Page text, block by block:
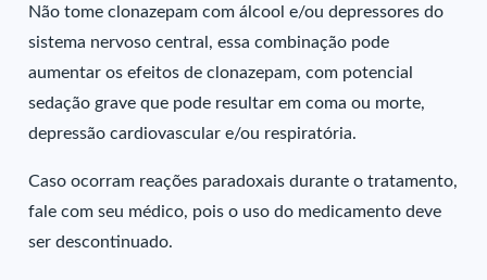
Não tome clonazepam com álcool e/ou depressores do
sistema nervoso central, essa combinação pode
aumentar os efeitos de clonazepam, com potencial
sedação grave que pode resultar em coma ou morte,
depressão cardiovascular e/ou respiratória.
Caso ocorram reações paradoxais durante o tratamento,
fale com seu médico, pois o uso do medicamento deve
ser descontinuado.